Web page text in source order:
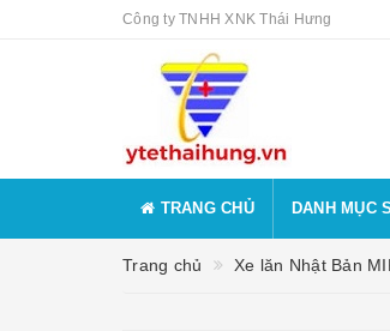
Công ty TNHH XNK Thái Hưng
TRANG CHỦ DANH MỤC
Trang chủ Xe lăn Nhật Bản